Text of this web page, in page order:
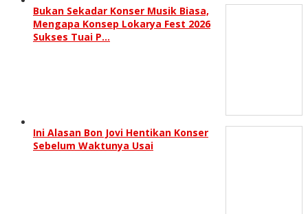
Bukan Sekadar Konser Musik Biasa,
Mengapa Konsep Lokarya Fest 2026
Sukses Tuai P…
Ini Alasan Bon Jovi Hentikan Konser
Sebelum Waktunya Usai